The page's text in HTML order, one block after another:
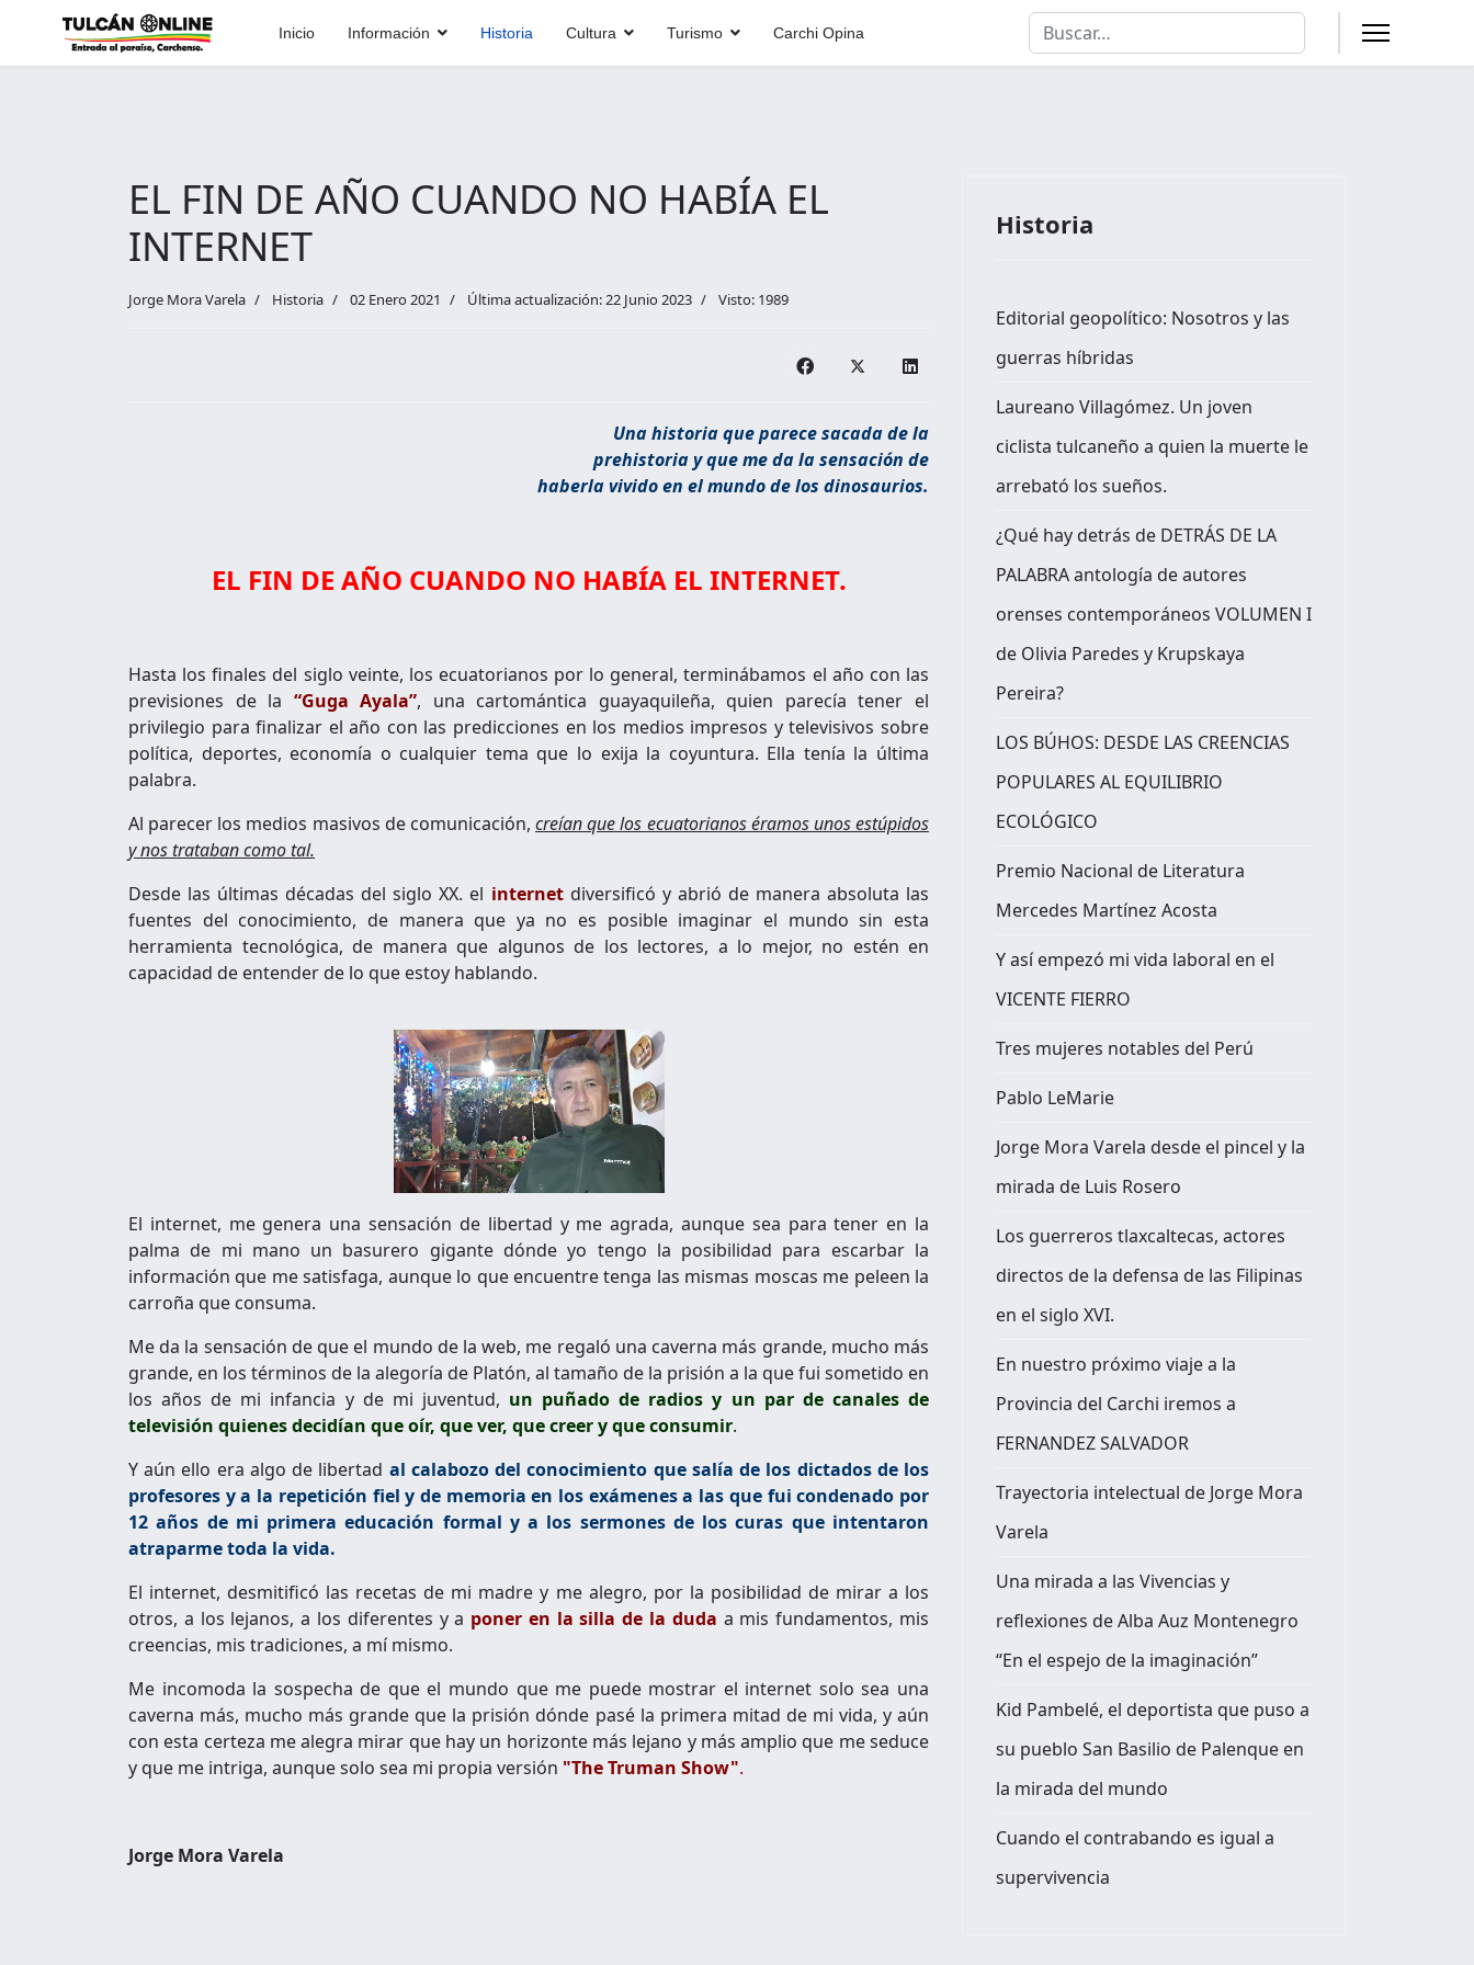
Inicio Información Historia Cultura Turismo Carchi Opina
Buscar
Type 2 or more characters for results.
EL FIN DE AÑO CUANDO NO HABÍA EL
INTERNET
Jorge Mora Varela Historia 02 Enero 2021 Última actualización: 22 Junio 2023 Visto: 1989
Una historia que parece sacada de la
prehistoria y que me da la sensación de
haberla vivido en el mundo de los dinosaurios.
EL FIN DE AÑO CUANDO NO HABÍA EL INTERNET.
Hasta los finales del siglo veinte, los ecuatorianos por lo general, terminábamos el año con las
previsiones de la “Guga Ayala”, una cartomántica guayaquileña, quien parecía tener el
privilegio para finalizar el año con las predicciones en los medios impresos y televisivos sobre
política, deportes, economía o cualquier tema que lo exija la coyuntura. Ella tenía la última
palabra.
Al parecer los medios masivos de comunicación,creían que los ecuatorianos éramos unos estúpidos
y nos trataban como tal.
Desde las últimas décadas del siglo XX. el internetdiversificó y abrió de manera absoluta las
fuentes del conocimiento, de manera que ya no es posible imaginar el mundo sin esta
herramienta tecnológica, de manera que algunos de los lectores, a lo mejor, no estén en
capacidad de entender de lo que estoy hablando.
El internet, me genera una sensación de libertad y me agrada, aunque sea para tener en la
palma de mi mano un basurero gigante dónde yo tengo la posibilidad para escarbar la
información que me satisfaga, aunque lo que encuentre tenga las mismas moscas me peleen la
carroña que consuma.
Me da la sensación de que el mundo de la web, me regaló una caverna más grande, mucho más
grande, en los términos de la alegoría de Platón, al tamaño de la prisión a la que fui sometido en
los años de mi infancia y de mi juventud, un puñado de radios y un par de canales de
televisión quienes decidían que oír, que ver, que creer y que consumir.
Y aún ello era algo de libertad al calabozo del conocimiento que salía de los dictados de los
profesores y a la repetición fiel y de memoria en los exámenes a las que fui condenado por
12 años de mi primera educación formal y a los sermones de los curas que intentaron
atraparme toda la vida.
El internet, desmitificó las recetas de mi madre y me alegro, por la posibilidad de mirar a los
otros, a los lejanos, a los diferentes y a poner en la silla de la duda a mis fundamentos, mis
creencias, mis tradiciones, a mí mismo.
Me incomoda la sospecha de que el mundo que me puede mostrar el internet solo sea una
caverna más, mucho más grande que la prisión dónde pasé la primera mitad de mi vida, y aún
con esta certeza me alegra mirar que hay un horizonte más lejano y más amplio que me seduce
y que me intriga, aunque solo sea mi propia versión "The Truman Show".
Jorge Mora Varela
Historia
Editorial geopolítico: Nosotros y las
guerras híbridas
Laureano Villagómez. Un joven
ciclista tulcaneño a quien la muerte le
arrebató los sueños.
¿Qué hay detrás de DETRÁS DE LA
PALABRA antología de autores
orenses contemporáneos VOLUMEN I
de Olivia Paredes y Krupskaya
Pereira?
LOS BÚHOS: DESDE LAS CREENCIAS
POPULARES AL EQUILIBRIO
ECOLÓGICO
Premio Nacional de Literatura
Mercedes Martínez Acosta
Y así empezó mi vida laboral en el
VICENTE FIERRO
Tres mujeres notables del Perú
Pablo LeMarie
Jorge Mora Varela desde el pincel y la
mirada de Luis Rosero
Los guerreros tlaxcaltecas, actores
directos de la defensa de las Filipinas
en el siglo XVI.
En nuestro próximo viaje a la
Provincia del Carchi iremos a
FERNANDEZ SALVADOR
Trayectoria intelectual de Jorge Mora
Varela
Una mirada a las Vivencias y
reflexiones de Alba Auz Montenegro
“En el espejo de la imaginación”
Kid Pambelé, el deportista que puso a
su pueblo San Basilio de Palenque en
la mirada del mundo
Cuando el contrabando es igual a
supervivencia